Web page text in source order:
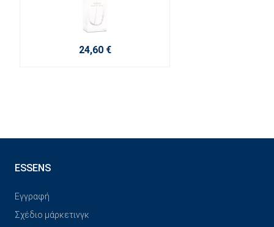
24,60 €
ESSENS
Εγγραφή
Σχέδιο μάρκετινγκ